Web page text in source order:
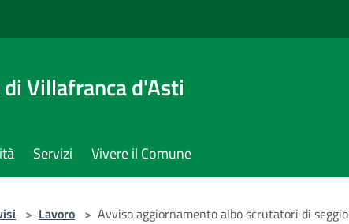
di Villafranca d'Asti
Servizi Vivere il Comune
> Lavoro > Avviso aggiornamento albo scrutatori di seggio